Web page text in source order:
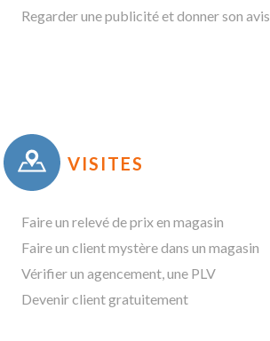
Regarder une publicité et donner son avis
VISITES
Faire un relevé de prix en magasin
Faire un client mystère dans un magasin
Vérifier un agencement, une PLV
Devenir client gratuitement